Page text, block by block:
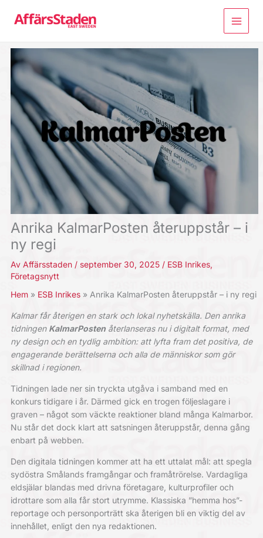
Anrika KalmarPosten återuppstår – i
ny regi
Av Affärsstaden / september 30, 2025 / ESB Inrikes,
Företagsnytt
Hem
ESB Inrikes Anrika KalmarPosten återuppstår – i ny regi
Kalmar får återigen en stark och lokal nyhetskälla. Den anrika
tidningen KalmarPostenåterlanseras nu i digitalt format, med
ny design och en tydlig ambition: att lyfta fram det positiva, de
engagerande berättelserna och alla de människor som gör
skillnad i regionen.
Tidningen lade ner sin tryckta utgåva i samband med en
konkurs tidigare i år. Därmed gick en trogen följeslagare i
graven – något som väckte reaktioner bland många Kalmarbor.
Nu står det dock klart att satsningen återuppstår, denna gång
enbart på webben.
Den digitala tidningen kommer att ha ett uttalat mål: att spegla
sydöstra Smålands framgångar och framåtrörelse. Vardagliga
eldsjälar blandas med drivna företagare, kulturprofiler och
idrottare som alla får stort utrymme. Klassiska ”hemma hos”-
reportage och personporträtt ska återigen bli en viktig del av
innehållet, enligt den nya redaktionen.